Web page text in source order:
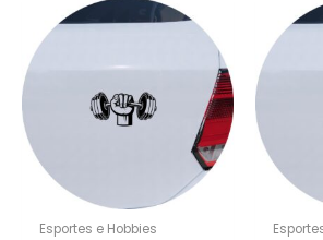
Esportes e Hobbies